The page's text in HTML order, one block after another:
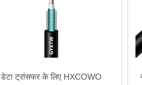
डेटा ट्रांसफर के लिए HXCOWO